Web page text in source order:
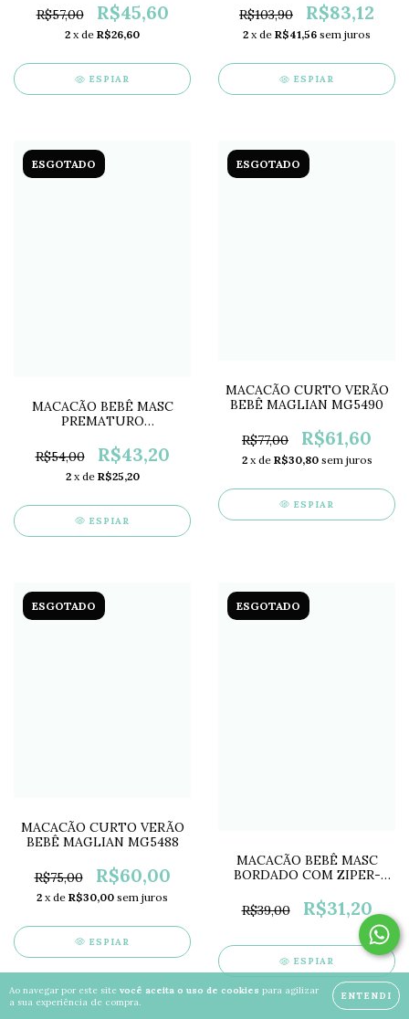
Ao navegar por este site você aceita o uso de cookies para agilizar
a sua experiência de compra.
ENTENDI
R$57,00 R$45,60
2 x de R$26,60
ESPIAR
R$103,90
R$83,12
2 x de R$41,56 sem juros
ESPIAR
ESGOTADO
MACACÃO BEBÊ MASC
PREMATURO
R$54,00
R$43,20
2 x de R$25,20
ESPIAR
ESGOTADO
MACACÃO CURTO VERÃO
BEBÊ MAGLIAN MG5490
R$77,00 R$61,60
2 x de R$30,80 sem juros
ESPIAR
ESGOTADO
MACACÃO CURTO VERÃO
BEBÊ MAGLIAN MG5488
R$75,00 R$60,00
2 x de R$30,00 sem juros
ESPIAR
ESGOTADO
MACACÃO BEBÊ MASC
BORDADO COM ZIPER-
R$39,00
R$31,20
ESPIAR